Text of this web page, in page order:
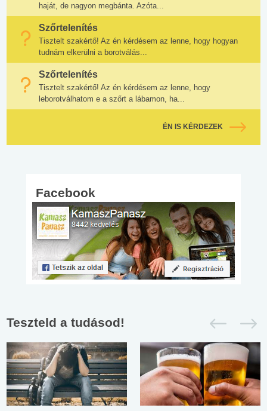
haját, de nagyon megbánta. Azóta...
Szőrtelenítés
Tisztelt szakértő! Az én kérdésem az lenne, hogy hogyan
tudnám elkerülni a borotválás...
Szőrtelenítés
Tisztelt szakértő! Az én kérdésem az lenne, hogy
leborotválhatom e a szőrt a lábamon, ha...
ÉN IS KÉRDEZEK
Facebook
Teszteld a tudásod!